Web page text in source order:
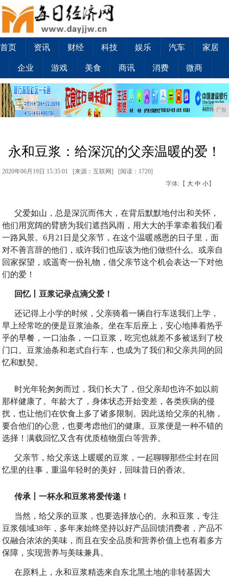
首页 资讯 财经 科技 娱乐 汽车 家居
企业 游戏 美食 商讯 消费 微商
广告
永和豆浆：给深沉的父亲温暖的爱！
2020年06月19日 15:35:01 [来源：互联网] [阅读：1720]
字体:【 大 中 小】
父爱如山，总是深沉而伟大，在背后默默地付出和关怀，
他们用宽阔的臂膀为我们遮挡风雨，用大大的手掌牵着我们看
一路风景。6月21日是父亲节，在这个温暖感恩的日子里，面
对不善言辞的他们，或许我们也应该为他们做些什么。或亲自
回家探望，或遥寄一份礼物，借父亲节这个机会表达一下对他
们的爱！
回忆丨豆浆记录点滴父爱！
还记得上小学的时候，父亲骑着一辆自行车送我们上学，
早上经常吃的便是豆浆油条。坐在车后座上，安心地捧着热乎
乎的早餐，一口油条，一口豆浆，吃完也就差不多被送到了校
门口。豆浆油条和老式自行车，也成为了我们和父亲共同的回
忆和默契。
时光年轮匆匆而过，我们长大了，但父亲却也许不如以前
那样健康了。年龄大了，身体状态开始变差，各类疾病的侵
扰，也让他们在饮食上多了诸多限制。因此送给父亲的礼物，
要合他们的心意，也要考虑他们的健康。豆浆便是一种不错的
选择！满载回忆又含有优质植物蛋白等营养。
父亲节，给父亲送上暖暖的豆浆，一起聊聊那些尘封在回
忆里的往事，重温年轻时的美好，回味昔日的香浓。
传承丨一杯永和豆浆将爱传递！
当然，给父亲的豆浆，也要选择放心的。永和豆浆，专注
豆浆领域38年，多年来始终坚持以好产品回馈消费者，产品不
仅融合浓浓的美味，而且在安全品质和营养价值上也有着多方
保障，实现营养与美味兼具。
在原料上，永和豆浆精选来自东北黑土地的非转基因大